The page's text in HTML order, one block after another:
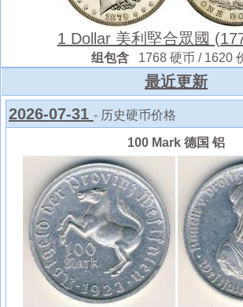
1 Dollar 美利堅合眾國
组包含 1768 硬币 / 1620
最近更新
2026-07-31 - 历史硬币价格
100 Mark 德国 铝